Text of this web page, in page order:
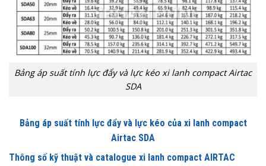
Bảng áp suất tính lực đẩy và lực kéo xi lanh compact Airtac
SDA
Bảng áp suất tính lực đẩy và lực kéo của xi lanh compact
Airtac SDA
Thông số kỹ thuật và catalogue xi lanh compact AIRTAC